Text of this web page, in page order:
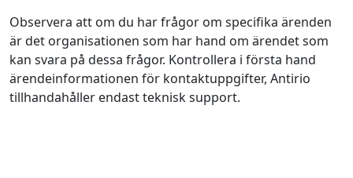
Observera att om du har frågor om specifika ärenden
är det organisationen som har hand om ärendet som
kan svara på dessa frågor. Kontrollera i första hand
ärendeinformationen för kontaktuppgifter, Antirio
tillhandahåller endast teknisk support.